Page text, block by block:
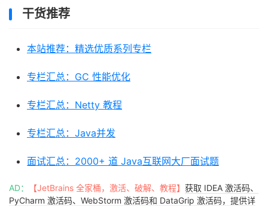
干货推荐
本站推荐：精选优质系列专栏
专栏汇总：GC 性能优化
专栏汇总：Netty 教程
专栏汇总：Java并发
面试汇总：2000+ 道 Java互联网大厂面试题
AD： 【JetBrains 全家桶，激活、破解、教程】 获取 IDEA 激活码、
PyCharm 激活码、WebStorm 激活码和 DataGrip 激活码，提供详